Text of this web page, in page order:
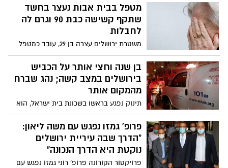
בהארכת מעצרו
מטפל בבית אבות נעצר בחשד
שתקף קשישה כבת 90 וגרם לה
לחבלות
משטרת ירושלים עצרה בן 29, עובד כמטפל
בבית אבות בדרום ירושלים, בחשד שתקף
קשישה כבת 90; הקשישה פונתה להדסה עם
סימני חבלה קשים
בן שנה וחצי אותר על הכביש
בירושלים במצב קשה; נהג שברח
מהמקום אותר
תינוק נפגע בראשו בשכונת בית ישראל, הוא
הובהל לבית החולים הדסה עין כרם כשהוא
במצב קשה. תושב האזור (32), ככל הנראה
הוא זה שפגע בפעוט. הוא עוכב לחקירה
במשטרה ורכבו נתפס לצורך איסוף ממצאים
פרופ' גמזו נפגש עם משה ליאון:
"הדרך שבה עיריית ירושלים
נוקטת היא הדרך הנכונה"
פרויקטור הקורונה פרופ' רוני גמזו נפגש עם